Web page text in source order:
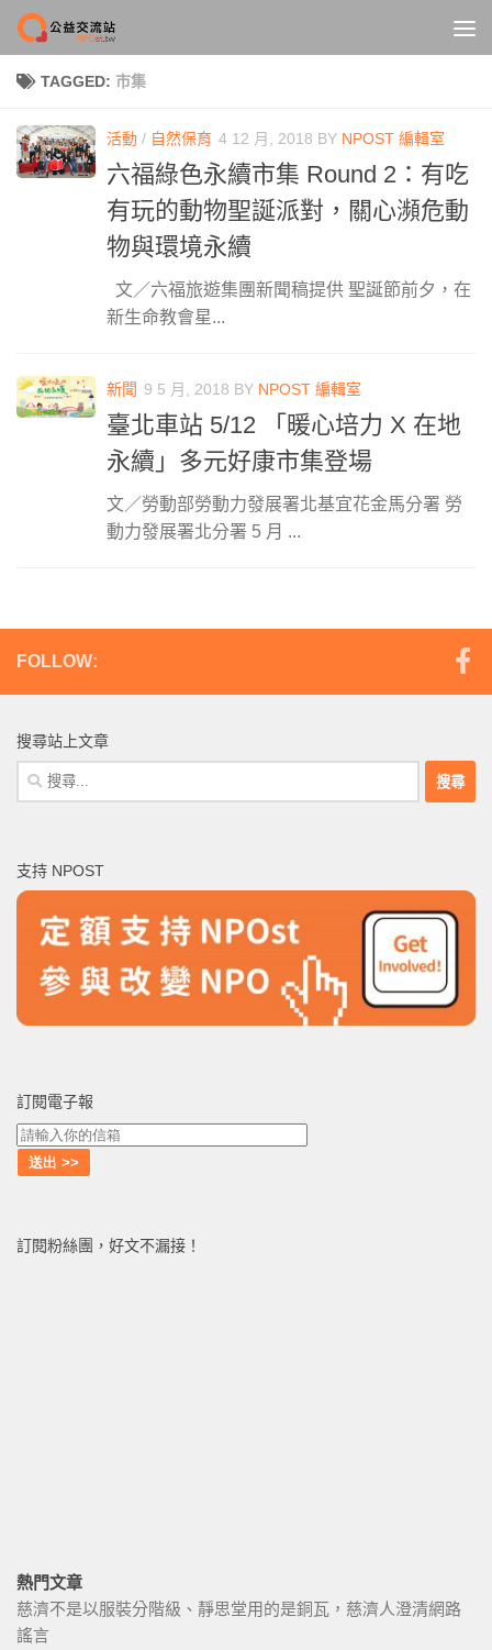
Skip to content
TAGGED: 市集
活動 / 自然保育 4 12 月, 2018 BY NPOST 編輯室
六福綠色永續市集 Round 2：有吃
有玩的動物聖誕派對，關心瀕危動
物與環境永續
文／六福旅遊集團新聞稿提供 聖誕節前夕，在
新生命教會星...
新聞 9 5 月, 2018 BY NPOST 編輯室
臺北車站 5/12 「暖心培力 X 在地
永續」多元好康市集登場
文／勞動部勞動力發展署北基宜花金馬分署 勞
動力發展署北分署 5 月 ...
FOLLOW:
搜尋站上文章
搜
尋
字:
支持 NPOST
訂閱電子報
訂閱粉絲團，好文不漏接！
熱門文章
慈濟不是以服裝分階級、靜思堂用的是銅瓦，慈濟人澄清網路
謠言